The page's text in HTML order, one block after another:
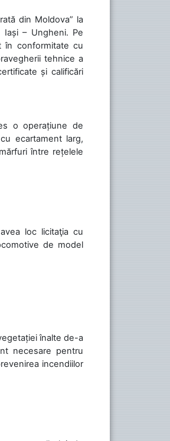
din Moldova” la
Iași – Ungheni. Pe
în conformitate cu
tehnice a
și calificări
o operațiune de
ecartament larg,
între rețelele
loc licitaţia cu
de model
înalte de-a
necesare pentru
incendiilor